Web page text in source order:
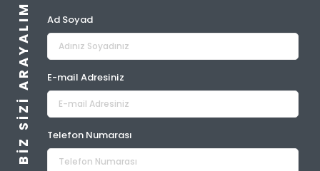
BIZ SIZI ARAYALIM Ad Soyad
E-mail Adresiniz
Telefon Numarası